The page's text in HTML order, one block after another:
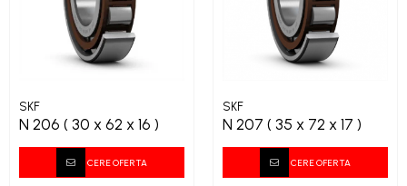
SKF
N 206 ( 30 x 62 x 16 )
CERE OFERTA
SKF
N 207 ( 35 x 72 x 17 )
CERE OFERTA